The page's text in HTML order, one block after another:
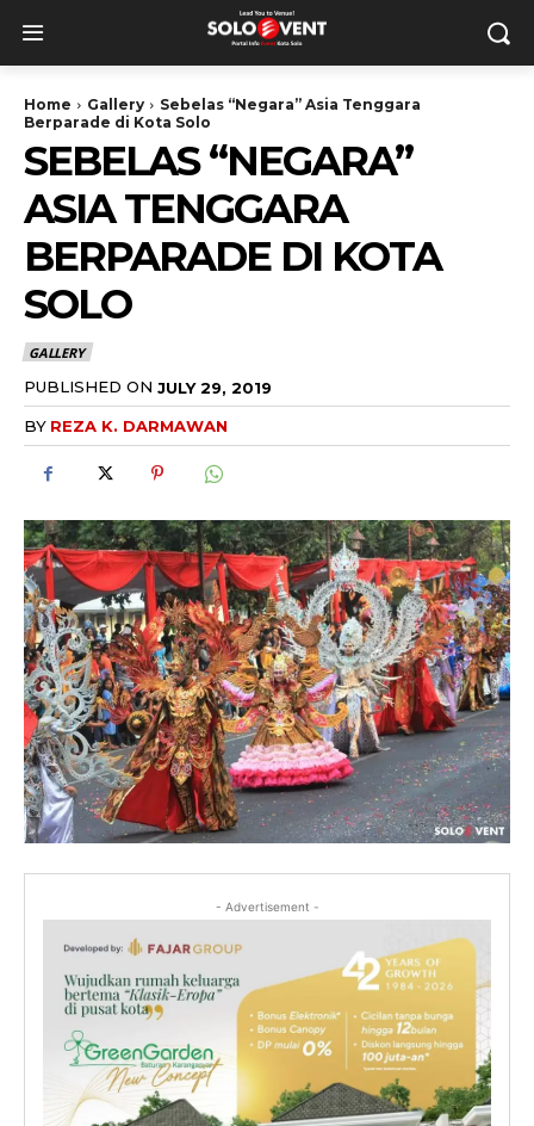
Home Gallery
Sebelas “Negara” Asia Tenggara
Berparade di Kota Solo
SEBELAS “NEGARA”
ASIA TENGGARA
BERPARADE DI KOTA
SOLO
GALLERY
PUBLISHED ON JULY 29, 2019
BY REZA K. DARMAWAN
- Advertisement -